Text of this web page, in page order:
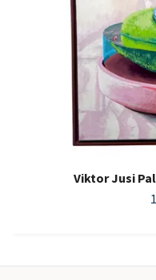
Viktor Jusi